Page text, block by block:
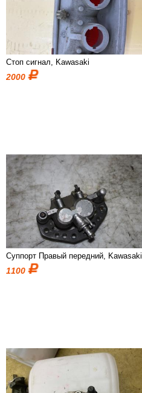
Стоп сигнал, Kawasaki
2000
Суппорт Правый передний, Kawasaki
1100